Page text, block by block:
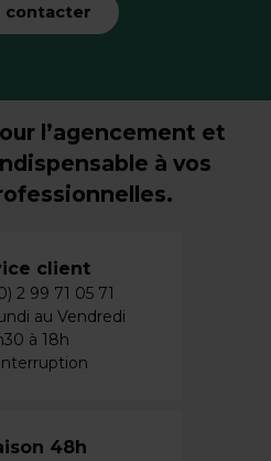
contacter
l’agencement et
à vos
client
2 99 71 05 71
au Vendredi
à 18h
48h